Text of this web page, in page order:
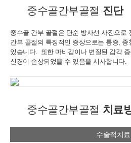
중수골간부골절 진단
중수골 간부 골절은 단순 방사선 사진으로
간부 골절의 특징적인 증상으로는 통증, 종
있습니다.
또한 마비감이나 변질된 감각
신경이 손상되었을 수 있음을 시사합니다.
중수골간부골절 치료
수술적치료